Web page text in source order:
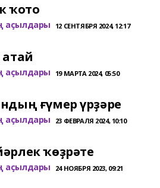
ҡото
аҫылдары 12 СЕНТЯБРЯ 2024, 12:17
аҫылдары 19 МАРТА 2024, 05:50
ғүмер үрҙәре
аҫылдары 23 ФЕВРАЛЯ 2024, 10:10
ҡөҙрәте
аҫылдары 24 НОЯБРЯ 2023, 09:21